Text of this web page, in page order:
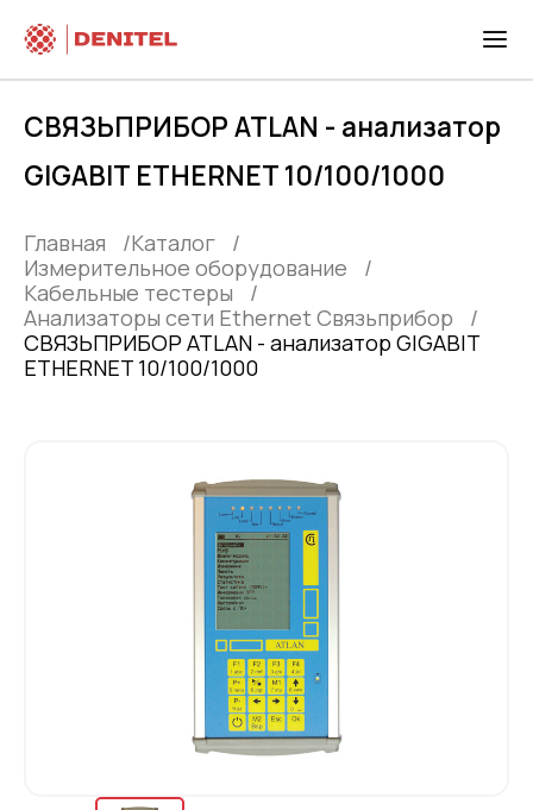
СВЯЗЬПРИБОР ATLAN - анализатор
GIGABIT ETHERNET 10/100/1000
Главная
Каталог
Измерительное оборудование
Кабельные тестеры
Анализаторы сети Ethernet Связьприбор
СВЯЗЬПРИБОР ATLAN - анализатор GIGABIT
ETHERNET 10/100/1000